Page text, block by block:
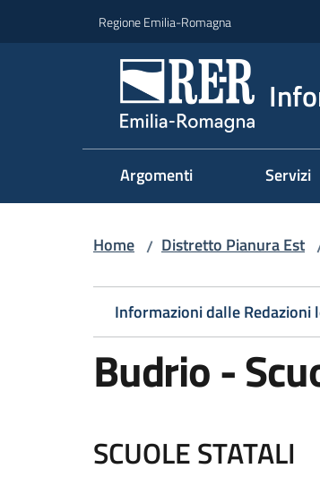
Regione Emilia-Romagna
Argomenti Servizi
Home / Distretto Pianura Est
Informazioni dalle Redazioni
Budrio -
SCUOLE STATALI